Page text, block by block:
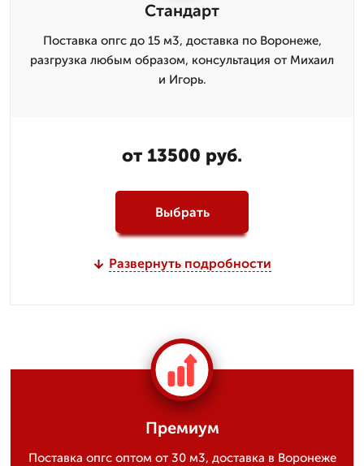
Стандарт
Поставка опгс до 15 м3, доставка по Воронеже,
разгрузка любым образом, консультация от Михаил
и Игорь.
от 13500 руб.
Выбрать
Развернуть подробности
Премиум
Поставка опгс оптом от 30 м3, доставка в Воронеже